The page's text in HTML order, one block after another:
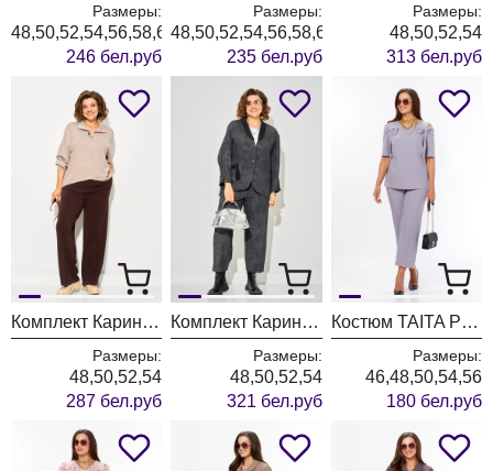
Размеры:
48,50,52,54,56,58,60,62,64
246 бел.руб
Размеры:
48,50,52,54,56,58,60,62,64
235 бел.руб
Размеры:
48,50,52,54
313 бел.руб
Комплект Карина Делюкс 1460 бежевый
Размеры:
48,50,52,54
287 бел.руб
Комплект Карина Делюкс 1451 антрацит
Размеры:
48,50,52,54
321 бел.руб
Костюм TAITA PLUS 2622/3 лаванда
Размеры:
46,48,50,54,56
180 бел.руб